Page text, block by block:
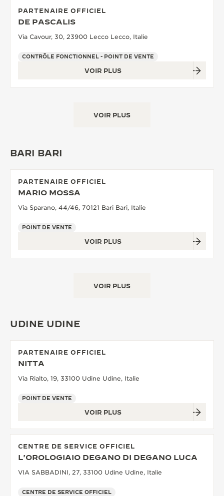
PARTENAIRE OFFICIEL
DE PASCALIS
Via Cavour, 30, 23900 Lecco Lecco, Italie
CONTRÔLE FONCTIONNEL - POINT DE VENTE
VOIR PLUS
VOIR PLUS
BARI BARI
PARTENAIRE OFFICIEL
MARIO MOSSA
Via Sparano, 44/46, 70121 Bari Bari, Italie
POINT DE VENTE
VOIR PLUS
VOIR PLUS
UDINE UDINE
PARTENAIRE OFFICIEL
NITTA
Via Rialto, 19, 33100 Udine Udine, Italie
POINT DE VENTE
VOIR PLUS
CENTRE DE SERVICE OFFICIEL
L'OROLOGIAIO DEGANO DI DEGANO LUCA
VIA SABBADINI, 27, 33100 Udine Udine, Italie
CENTRE DE SERVICE OFFICIEL